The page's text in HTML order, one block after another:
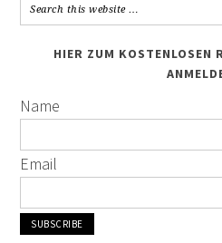
HIER ZUM KOSTENLOSEN
Name
Email